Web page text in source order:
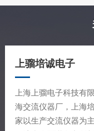
上骝培诚电子
上海上骝电子科技有
海交流仪器厂，上海
家以生产交流仪器为